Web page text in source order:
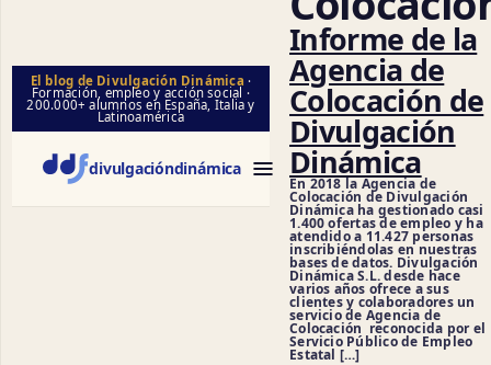
El blog de Divulgación Dinámica ·
Formación, empleo y acción social ·
200.000+ alumnos en España, Italia y
Latinoamérica
divulgacióndinámica
Informe de la
Agencia de
Colocación de
Divulgación
Dinámica
En 2018 la Agencia de
Colocación de Divulgación
Dinámica ha gestionado casi
1.400 ofertas de empleo y ha
atendido a 11.427 personas
inscribiéndolas en nuestras
bases de datos. Divulgación
Dinámica S.L. desde hace
varios años ofrece a sus
clientes y colaboradores un
servicio de Agencia de
Colocación reconocida por el
Servicio Público de Empleo
Estatal […]